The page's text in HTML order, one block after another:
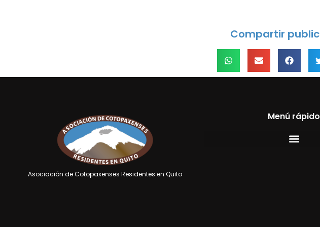
Compartir
Asociación de Cotopaxenses Residentes en Quito
Menú rápido